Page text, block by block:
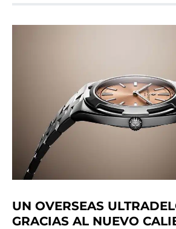
UN OVERSEAS
GRACIAS AL NUEVO